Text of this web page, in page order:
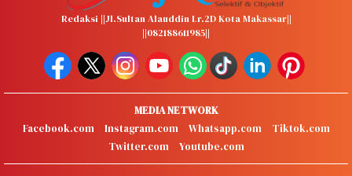
Redaksi ||Jl.Sultan Alauddin Lr.2D Kota Makassar||
||082188611985||
MEDIA NETWORK
Facebook.com
Instagram.com Whatsapp.com
Tiktok.com
Twitter.com
Youtube.com